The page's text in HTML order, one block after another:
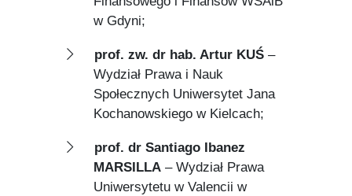
w Gdyni;
prof. zw. dr hab. Artur KUŚ–
Wydział Prawa i Nauk
Społecznych Uniwersytet Jana
Kochanowskiego w Kielcach;
prof. dr Santiago Ibanez
MARSILLA – Wydział Prawa
Uniwersytetu w Valencii w